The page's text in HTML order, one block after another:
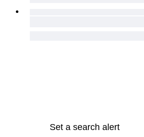
Set a search alert